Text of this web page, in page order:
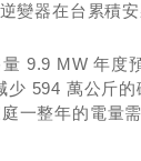
變器在台累積
9.9 MW 年度
少 594 萬公斤
一整年的電量